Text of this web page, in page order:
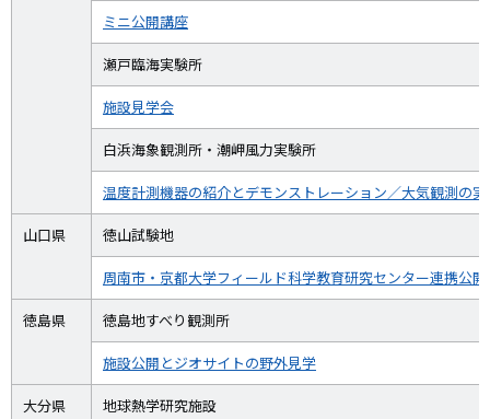
ミニ公開講座
瀬戸臨海実験所
施設見学会
白浜海象観測所・潮岬風力実験所
温度計測機器の紹介とデモンストレーション／大気観測の
山口県 徳山試験地
周南市・京都大学フィールド科学教育研究センター連携公
徳島県 徳島地すべり観測所
施設公開とジオサイトの野外見学
大分県 地球熱学研究施設